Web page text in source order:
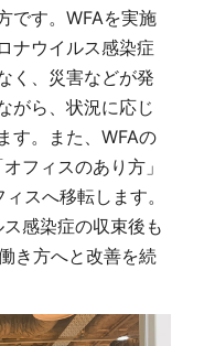
です。WFAを実施
ナウイルス感染症
く、災害などが発
がら、状況に応じ
す。また、WFAの
フィスのあり方」
スへ移転します。
感染症の収束後も
き方へと改善を続